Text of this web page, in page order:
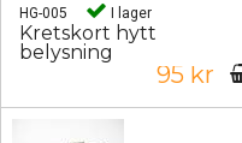
HG-005 I lager
Kretskort hytt
belysning
95 kr